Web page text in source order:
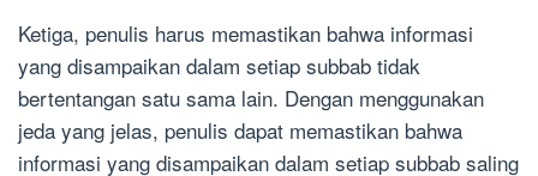
Ketiga, penulis harus memastikan bahwa informasi
yang disampaikan dalam setiap subbab tidak
bertentangan satu sama lain. Dengan menggunakan
jeda yang jelas, penulis dapat memastikan bahwa
informasi yang disampaikan dalam setiap subbab saling